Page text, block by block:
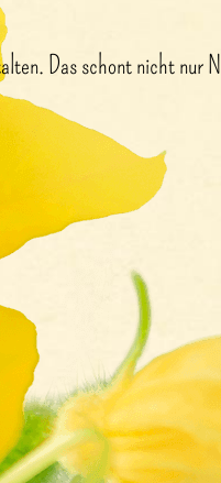
Das schont nicht nur